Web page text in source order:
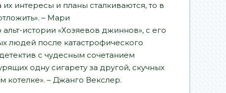
интересы и планы сталкиваются, то в
– Мари
истории «Хозяевов джиннов», с его
людей после катастрофического
с чудесным сочетанием
одну сигарету за другой, скучных
– Джанго Векслер.